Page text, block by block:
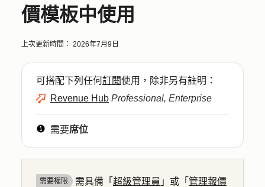
價模板中使用
上次更新時間： 2026年7月9日
可搭配下列任何訂閱使用，除非另有註明：
Revenue Hub Professional, Enterprise
需要席位
需要權限 需具備「 超級管理員 」或「 管理報價